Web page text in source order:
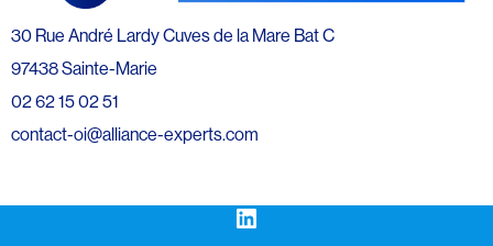
30 Rue André Lardy Cuves de la Mare Bat C
97438 Sainte-Marie
02 62 15 02 51
contact-oi@alliance-experts.com
LinkedIn